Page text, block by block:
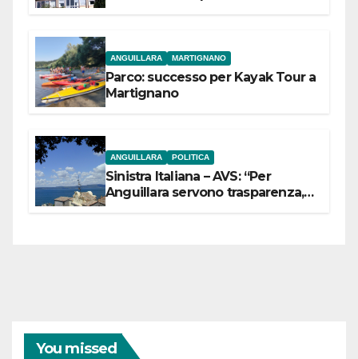
ANGUILLARA MARTIGNANO
Parco: successo per Kayak Tour a
Martignano
ANGUILLARA POLITICA
Sinistra Italiana – AVS: “Per
Anguillara servono trasparenza,
You missed